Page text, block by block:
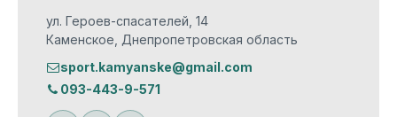
ул. Героев-спасателей, 14
Каменское, Днепропетровская область
sport.kamyanske@gmail.com
093-443-9-571